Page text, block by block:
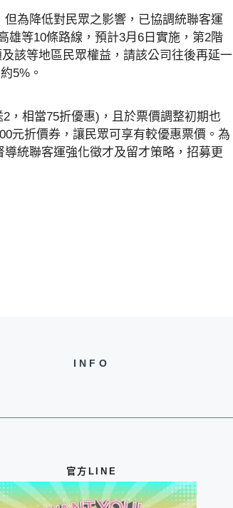
為降低對民眾之影響，已協調統聯客運
雄等10條路線，預計3月6日實施，第2階
該等地區民眾權益，請該公司往後再延一
5%。
，相當75折優惠)，且於票價調整初期也
元折價券，讓民眾可享有較優惠票價。為
統聯客運強化徵才及留才策略，招募更
INFO
官方LINE